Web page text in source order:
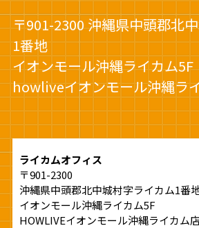
〒901-2300 沖縄県中頭郡北
1番地
イオンモール沖縄ライカム5F
howliveイオンモール沖縄ラ
ライカムオフィス
〒901-2300
沖縄県中頭郡北中城村字ライカム1番
イオンモール沖縄ライカム5F
HOWLIVEイオンモール沖縄ライカム